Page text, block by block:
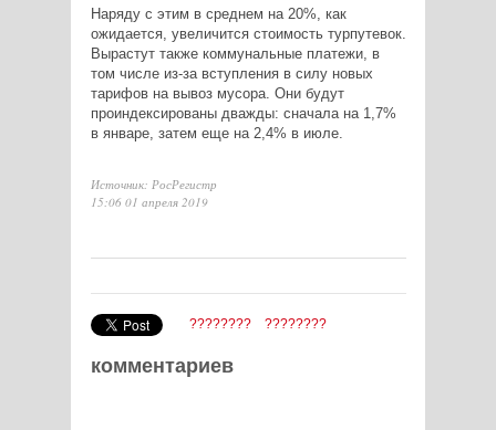
Наряду с этим в среднем на 20%, как
ожидается, увеличится стоимость турпутевок.
Вырастут также коммунальные платежи, в
том числе из-за вступления в силу новых
тарифов на вывоз мусора. Они будут
проиндексированы дважды: сначала на 1,7%
в январе, затем еще на 2,4% в июле.
Источник: РосРегистр
15:06 01 апреля 2019
???????? ????????
комментариев